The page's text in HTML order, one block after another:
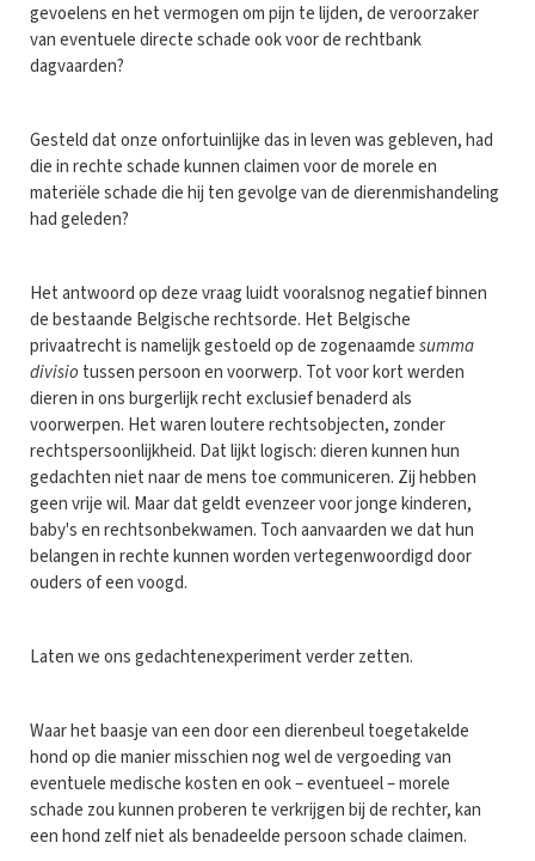
gevoelens en het vermogen om pijn te lijden, de veroorzaker
van eventuele directe schade ook voor de rechtbank
dagvaarden?
Gesteld dat onze onfortuinlijke das in leven was gebleven, had
die in rechte schade kunnen claimen voor de morele en
materiële schade die hij ten gevolge van de dierenmishandeling
had geleden?
Het antwoord op deze vraag luidt vooralsnog negatief binnen
de bestaande Belgische rechtsorde. Het Belgische
privaatrecht is namelijk gestoeld op de zogenaamdesumma
divisio tussen persoon en voorwerp. Tot voor kort werden
dieren in ons burgerlijk recht exclusief benaderd als
voorwerpen. Het waren loutere rechtsobjecten, zonder
rechtspersoonlijkheid. Dat lijkt logisch: dieren kunnen hun
gedachten niet naar de mens toe communiceren. Zij hebben
geen vrije wil. Maar dat geldt evenzeer voor jonge kinderen,
baby's en rechtsonbekwamen. Toch aanvaarden we dat hun
belangen in rechte kunnen worden vertegenwoordigd door
ouders of een voogd.
Laten we ons gedachtenexperiment verder zetten.
Waar het baasje van een door een dierenbeul toegetakelde
hond op die manier misschien nog wel de vergoeding van
eventuele medische kosten en ook – eventueel – morele
schade zou kunnen proberen te verkrijgen bij de rechter, kan
een hond zelf niet als benadeelde persoon schade claimen.